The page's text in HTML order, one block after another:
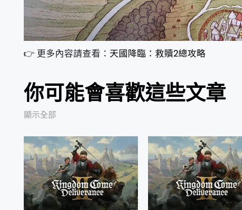
👉 更多內容請查看： 天國降臨：救贖2總攻略
你可能會喜歡這些文章
顯示全部